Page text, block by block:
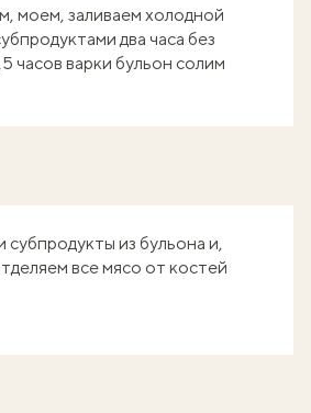
моем, заливаем холодной
два часа без
часов варки бульон солим
субпродукты из бульона и,
все мясо от костей